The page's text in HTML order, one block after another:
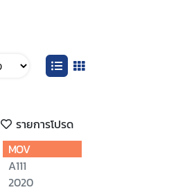
รายการโปรด
MOV
A111
2020